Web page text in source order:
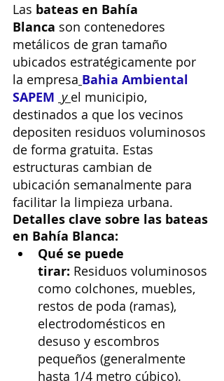
Las bateas en Bahía
Blanca son contenedores
metálicos de gran tamaño
ubicados estratégicamente por
la empresa Bahia Ambiental
SAPEM y el municipio,
destinados a que los vecinos
depositen residuos voluminosos
de forma gratuita. Estas
estructuras cambian de
ubicación semanalmente para
facilitar la limpieza urbana.
Detalles clave sobre las bateas
en Bahía Blanca:
Qué se puede
tirar: Residuos voluminosos
como colchones, muebles,
restos de poda (ramas),
electrodomésticos en
desuso y escombros
pequeños (generalmente
hasta 1/4 metro cúbico).